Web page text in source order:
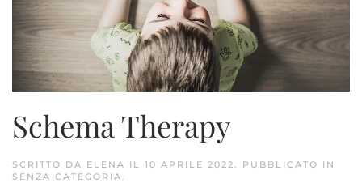
Schema Therapy
SCRITTO DA ELENA IL 10 APRILE 2022
. PUBBLICATO IN
SENZA CATEGORIA